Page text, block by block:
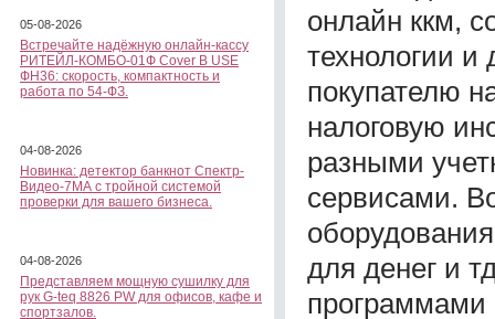
05-08-2026
Встречайте надёжную онлайн-кассу
РИТЕЙЛ-КОМБО-01Ф Cover B USE
ФН36: скорость, компактность и
работа по 54-ФЗ.
04-08-2026
Новинка: детектор банкнот Спектр-
Видео-7МА с тройной системой
проверки для вашего бизнеса.
04-08-2026
Представляем мощную сушилку для
рук G-teq 8826 PW для офисов, кафе и
спортзалов.
онлайн ккм,
технологии и
покупателю
налоговую
разными
сервисами.
для денег и
программами